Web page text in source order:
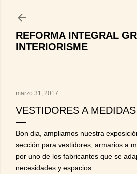
REFORMA INTEGRAL
INTERIORISME
marzo 31, 2017
VESTIDORES A MEDIDAS
Bon dia, ampliamos nuestra
sección para vestidores, armarios a
por uno de los fabricantes que se
necesidades y espacios.